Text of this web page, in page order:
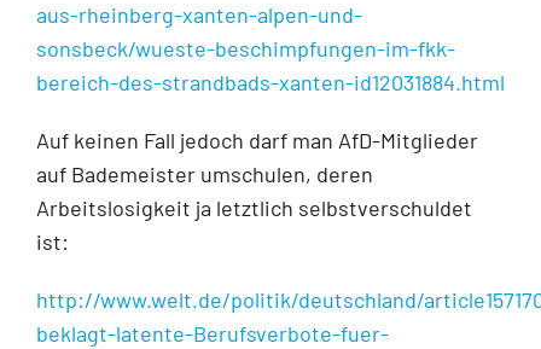
aus-rheinberg-xanten-alpen-und-
sonsbeck/wueste-beschimpfungen-im-fkk-
bereich-des-strandbads-xanten-id12031884.html
Auf keinen Fall jedoch darf man AfD-Mitglieder
auf Bademeister umschulen, deren
Arbeitslosigkeit ja letztlich selbstverschuldet
ist:
http://www.welt.de/politik/deutschland/
beklagt-latente-Berufsverbote-fuer-